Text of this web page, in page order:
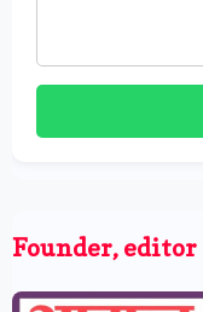
Founder, editor